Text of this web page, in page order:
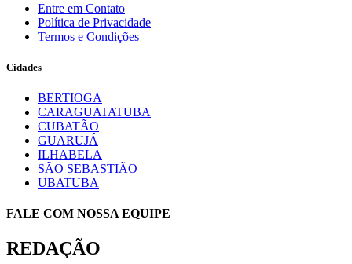
Entre em Contato
Política de Privacidade
Termos e Condições
Cidades
BERTIOGA
CARAGUATATUBA
CUBATÃO
GUARUJÁ
ILHABELA
SÃO SEBASTIÃO
UBATUBA
FALE COM NOSSA EQUIPE
REDAÇÃO